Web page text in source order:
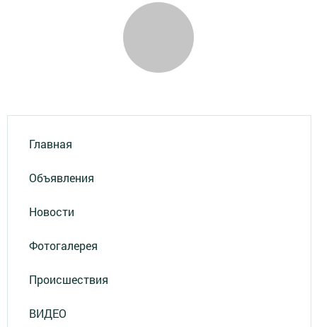
Главная
Объявления
Новости
Фотогалерея
Происшествия
ВИДЕО